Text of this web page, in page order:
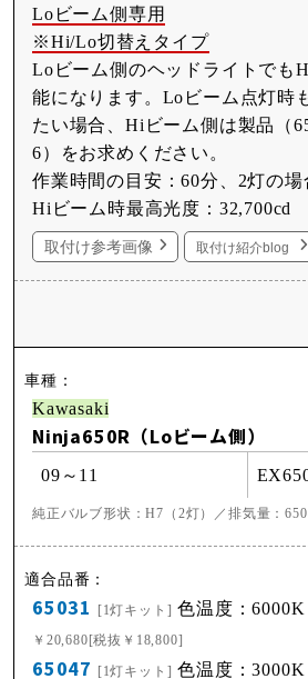
Loビーム側専用
※Hi/Lo切替えタイプ
Loビーム側のヘッドライトでも
能になります。Loビーム点灯時
たい場合、Hiビーム側は製品（
6）をお求めください。
作業時間の目安：60分、2灯の場
Hiビーム時最高光度：32,700cd
取付け参考画像 取付け紹介blog
Kawasaki
Ninja650R（Loビーム側）
09～11
純正バルブ形状：H7（2灯）／排気量：
65031 [1灯キット] 色温度：6000K
￥20,680[税抜￥18,800]
65047 [1灯キット] 色温度：3000K